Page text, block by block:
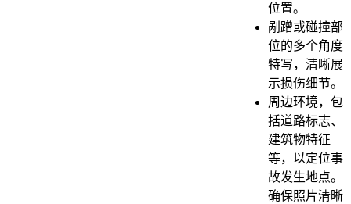
位置。
剐蹭或碰撞部
位的多个角度
特写，清晰展
示损伤细节。
周边环境，包
括道路标志、
建筑物特征
等，以定位事
故发生地点。
确保照片清晰